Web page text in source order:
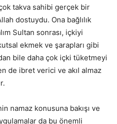
takva sahibi gerçek bir
dostuydu. Ona bağlılık
Sultan sonrası, içkiyi
ekmek ve şarapları gibi
bile daha çok içki tüketmeyi
de ibret verici ve akıl almaz
namaz konusuna bakışı ve
da bu önemli